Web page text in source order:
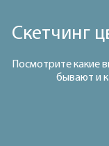
Скетчинг
Посмотрите какие
бывают и